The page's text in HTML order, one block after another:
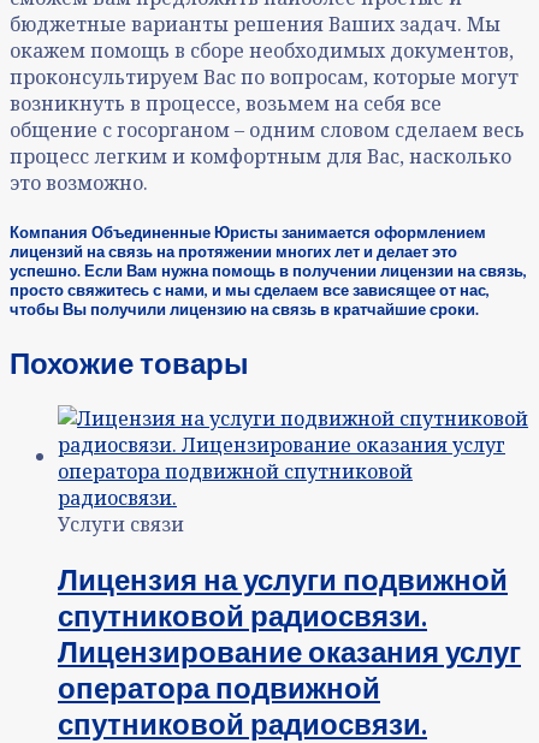
бюджетные варианты решения Ваших задач. Мы
окажем помощь в сборе необходимых документов,
проконсультируем Вас по вопросам, которые могут
возникнуть в процессе, возьмем на себя все
общение с госорганом – одним словом сделаем весь
процесс легким и комфортным для Вас, насколько
это возможно.
Компания Объединенные Юристы занимается оформлением
лицензий на связь на протяжении многих лет и делает это
успешно. Если Вам нужна помощь в получении лицензии на связь,
просто свяжитесь с нами, и мы сделаем все зависящее от нас,
чтобы Вы получили лицензию на связь в кратчайшие сроки.
Похожие товары
Услуги связи
Лицензия на услуги подвижной
спутниковой радиосвязи.
Лицензирование оказания услуг
оператора подвижной
спутниковой радиосвязи.